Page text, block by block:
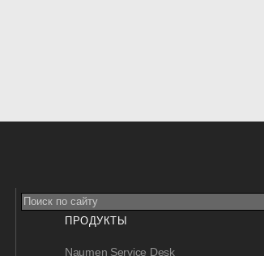
ПРОДУКТЫ
Naumen Service Desk